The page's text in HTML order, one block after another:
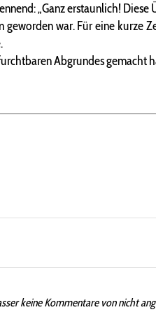
„Ganz erstaunlich!
geworden war. Für eine kurze
Abgrundes gemacht
keine Kommentare von nicht